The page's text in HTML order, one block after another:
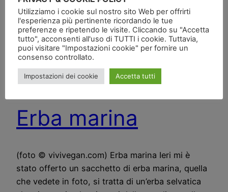
Erba marina
(foto © vivivegan.com) Erba marina Ieri mi è
stato offerto un sacchetto di erba marina, quella
che vedete in foto, si tratta di un’erba selvatica
Utilizziamo i cookie sul nostro sito Web per offrirti
l'esperienza più pertinente ricordando le tue
preferenze e ripetendo le visite. Cliccando su "Accetta
tutto", acconsenti all'uso di TUTTI i cookie. Tuttavia,
puoi visitare "Impostazioni cookie" per fornire un
consenso controllato.
Impostazioni dei cookie Accetta tutti